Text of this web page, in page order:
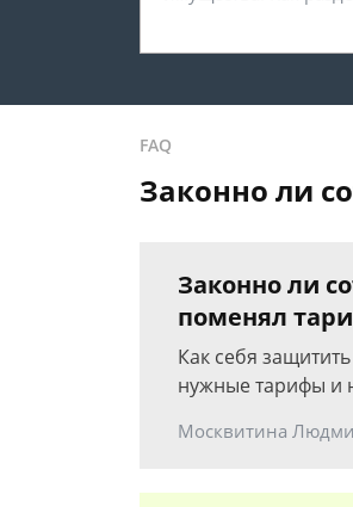
FAQ
Законно ли
Законно ли
поменял
Как себя
нужные тарифы и
Москвитина